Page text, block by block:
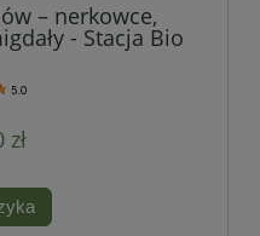
– nerkowce,
- Stacja Bio
5.0
zł